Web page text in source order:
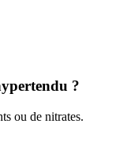
?
ou de nitrates.